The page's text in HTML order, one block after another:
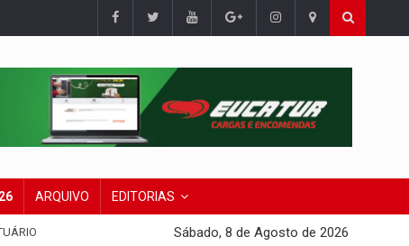
ARQUIVO EDITORIAS
Sábado, 8 de Agosto de 2026